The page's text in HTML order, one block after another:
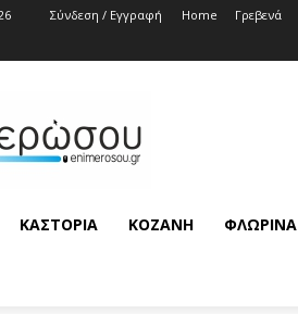
Σύνδεση / Εγγραφή Home Γρεβενά
ΚΑΣΤΟΡΙΆ ΚΟΖΆΝΗ ΦΛΏΡΙΝΑ